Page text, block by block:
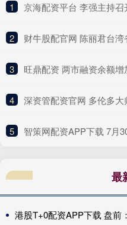
1 京海配资平台 李强主持召开国务院常务
2 财牛股配官网 陈丽君台湾省演出大
3 旺鼎配资 两市融资余额增
4 深资管配资官网 多伦多大师赛 PRX先挺进
5 智策网配资APP下载 7月30日长
最